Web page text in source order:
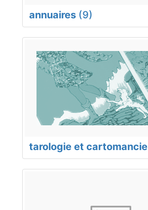
annuaires (9)
tarologie et cartomancie